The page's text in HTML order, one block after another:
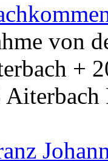
von
+